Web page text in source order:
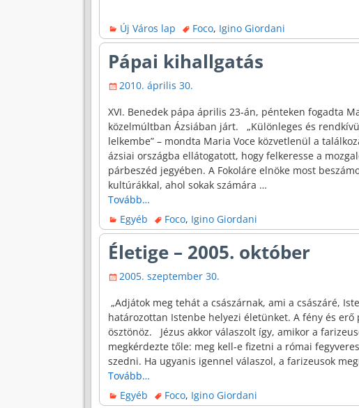
Új Város lap Foco, Igino Giordani
Pápai kihallgatás
2010. április 30.
XVI. Benedek pápa április 23-án, pénteken fogadta
közelmúltban Ázsiában járt. „Különleges és
lelkembe” – mondta Maria Voce közvetlenül a
ázsiai országba ellátogatott, hogy felkeresse a
párbeszéd jegyében. A Fokoláre elnöke most
kultúrákkal, ahol sokak számára …
Tovább…
Egyéb
Foco, Igino Giordani
Életige – 2005. október
2005. szeptember 30.
„Adjátok meg tehát a császárnak, ami a császáré,
határozottan Istenbe helyezi életünket. A fény és
ösztönöz. Jézus akkor válaszolt így, amikor a
megkérdezte tőle: meg kell-e fizetni a római
szedni. Ha ugyanis igennel válaszol, a farizeusok
Tovább…
Egyéb
Foco, Igino Giordani